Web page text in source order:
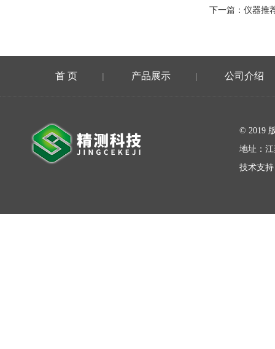
下一篇： 仪器推
首 页 | 产品展示 | 公司介绍
© 2019
地址：
技术支